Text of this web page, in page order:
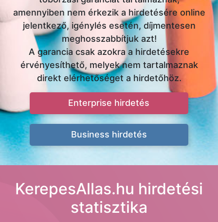
amennyiben nem érkezik a hirdetésére online
jelentkező, igénylés esetén, díjmentesen
meghosszabbítjuk azt!
A garancia csak azokra a hirdetésekre
érvényesíthető, melyek nem tartalmaznak
direkt elérhetőséget a hirdetőhöz.
Enterprise hirdetés
Business hirdetés
KerepesAllas.hu hirdetési
statisztika